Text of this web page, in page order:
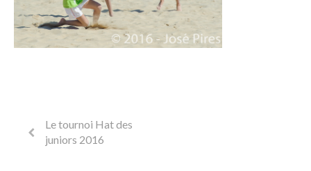
Le tournoi Hat des
juniors 2016